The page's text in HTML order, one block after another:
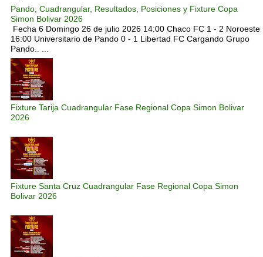
Pando, Cuadrangular, Resultados, Posiciones y Fixture Copa
Simon Bolivar 2026
Fecha 6 Domingo 26 de julio 2026 14:00 Chaco FC 1 - 2 Noroeste
16:00 Universitario de Pando 0 - 1 Libertad FC Cargando Grupo
Pando.. ...
Fixture Tarija Cuadrangular Fase Regional Copa Simon Bolivar
2026
Fixture Santa Cruz Cuadrangular Fase Regional Copa Simon
Bolivar 2026